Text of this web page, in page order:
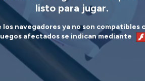
listo para jugar.
los navegadores ya no son compatibles
afectados se indican mediante